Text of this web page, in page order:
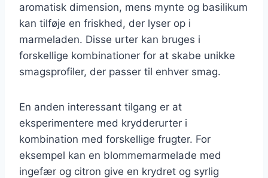
aromatisk dimension, mens mynte og basilikum
kan tilføje en friskhed, der lyser op i
marmeladen. Disse urter kan bruges i
forskellige kombinationer for at skabe unikke
smagsprofiler, der passer til enhver smag.
En anden interessant tilgang er at
eksperimentere med krydderurter i
kombination med forskellige frugter. For
eksempel kan en blommemarmelade med
ingefær og citron give en krydret og syrlig